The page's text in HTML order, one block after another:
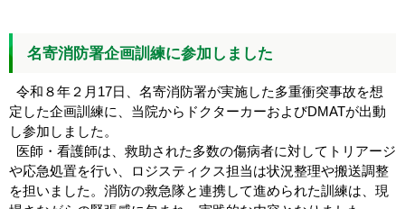
名寄消防署企画訓練に参加しました
令和８年２月17日、名寄消防署が実施した多重衝突事故を想
定した企画訓練に、当院からドクターカーおよびDMATが出動
し参加しました。
医師・看護師は、救助された多数の傷病者に対してトリアージ
や応急処置を行い、ロジスティクス担当は状況整理や搬送調整
を担いました。消防の救急隊と連携して進められた訓練は、現